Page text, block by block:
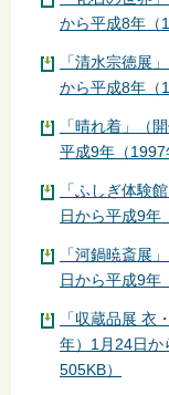
から平成8年（
「清水宗徳展
から平成8年（
「晴れ着」（
平成9年（1997
「ふしぎ体験
日から平成9年
「河鍋暁斎展
日から平成9年
「収蔵品展 衣
年）1月24日か
505KB）